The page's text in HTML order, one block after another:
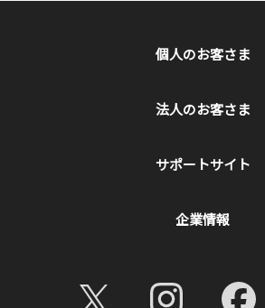
個人のお客さま
法人のお客さま
サポートサイト
企業情報